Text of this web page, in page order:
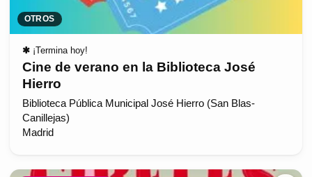
OTROS
✱ ¡Termina hoy!
Cine de verano en la Biblioteca José
Hierro
Biblioteca Pública Municipal José Hierro (San Blas-
Canillejas)
Madrid